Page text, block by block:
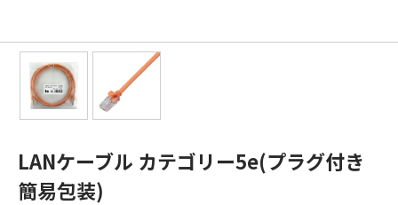
LANケーブル カテゴリー5e(プラグ付き
簡易包装)